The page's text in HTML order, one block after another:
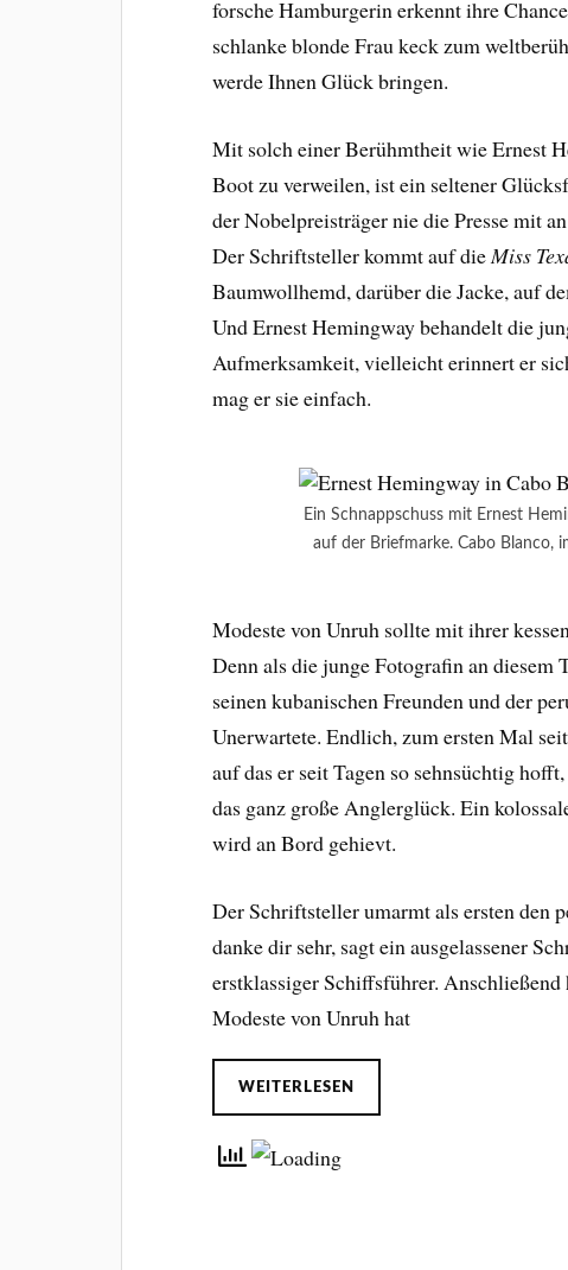
forsche Hamburgerin erkennt ihre
schlanke blonde Frau keck zum
werde Ihnen Glück bringen.
Mit solch einer Berühmtheit wie Ernest
Boot zu verweilen, ist ein seltener
der Nobelpreisträger nie die Presse mit
Der Schriftsteller kommt auf die Miss
Baumwollhemd, darüber die Jacke, auf
Und Ernest Hemingway behandelt die
Aufmerksamkeit, vielleicht erinnert er
mag er sie einfach.
Ein Schnappschuss mit Ernest
auf der Briefmarke. Cabo Blanco,
Modeste von Unruh sollte mit ihrer
Denn als die junge Fotografin an
seinen kubanischen Freunden und der
Unerwartete. Endlich, zum ersten Mal
auf das er seit Tagen so sehnsüchtig
das ganz große Anglerglück. Ein
wird an Bord gehievt.
Der Schriftsteller umarmt als ersten den
danke dir sehr, sagt ein ausgelassener
erstklassiger Schiffsführer.
Modeste von Unruh hat
WEITERLESEN